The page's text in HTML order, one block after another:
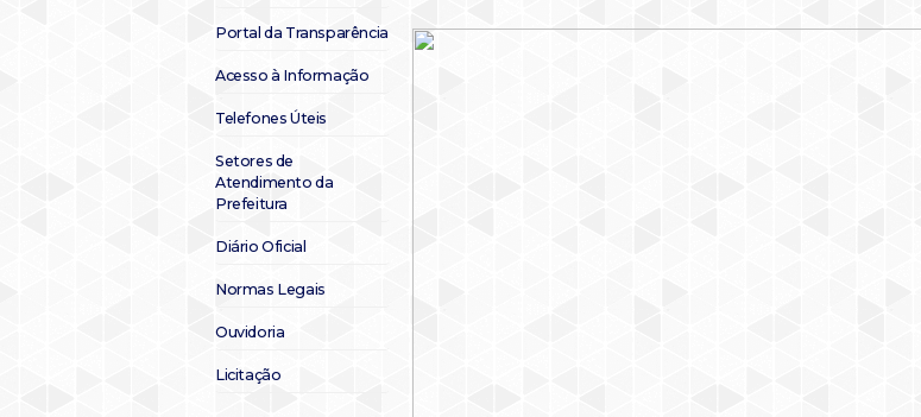
Portal da Transparência
Acesso à Informação
Telefones Úteis
Setores de
Atendimento da
Prefeitura
Diário Oficial
Normas Legais
Ouvidoria
Licitação